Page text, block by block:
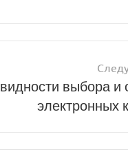
выбора и
электронных